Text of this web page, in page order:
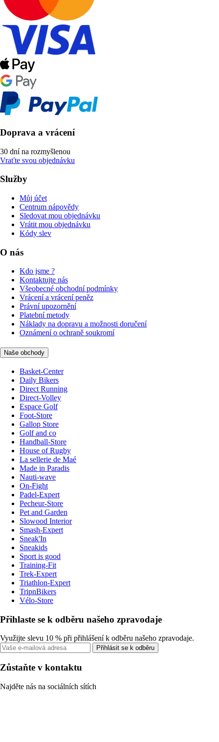
Doprava a vrácení
30 dní na rozmyšlenou
Vraťte svou objednávku
Služby
Můj účet
Centrum nápovědy
Sledovat mou objednávku
Vrátit mou objednávku
Kódy slev
O nás
Kdo jsme ?
Kontaktujte nás
Všeobecné obchodní podmínky
Vrácení a vrácení peněz
Právní upozornění
Platební metody
Náklady na dopravu a možnosti doručení
Oznámení o ochraně soukromí
Naše obchody
Basket-Center
Daily Bikers
Direct Running
Direct-Volley
Espace Golf
Foot-Store
Gallop Store
Golf and co
Handball-Store
House of Rugby
La sellerie de Maé
Made in Paradis
Nauti-wave
On-Fight
Padel-Expert
Pecheur-Store
Pet and Garden
Slowood Interior
Smash-Expert
Sneak'In
Sneakids
Sport is good
Training-Fit
Trek-Expert
Triathlon-Expert
TripnBikers
Vélo-Store
Přihlaste se k odběru našeho zpravodaje
Využijte slevu 10 % při přihlášení k odběru našeho zpravodaje.
Přihlásit se k odběru
Zůstaňte v kontaktu
Najděte nás na sociálních sítích